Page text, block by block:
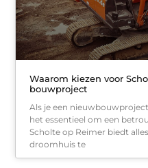
Waarom kiezen voor
bouwproject
Als je een
het essentieel om een
Scholte op Reimer biedt
droomhuis te